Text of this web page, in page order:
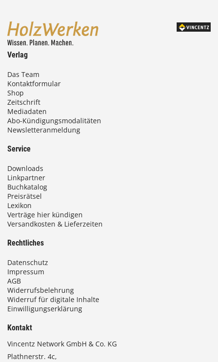
Verlag
Das Team
Kontaktformular
Shop
Zeitschrift
Mediadaten
Abo-Kündigungsmodalitäten
Newsletteranmeldung
Service
Downloads
Linkpartner
Buchkatalog
Preisrätsel
Lexikon
Verträge hier kündigen
Versandkosten & Lieferzeiten
Rechtliches
Datenschutz
Impressum
AGB
Widerrufsbelehrung
Widerruf für digitale Inhalte
Einwilligungserklärung
Kontakt
Vincentz Network GmbH & Co. KG
Plathnerstr. 4c,